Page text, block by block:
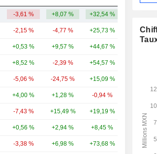
-3,61 % +8,07 % +32,54 %
-2,15 % -4,77 % +25,73 % 230
+0,53 % +9,57 % +44,67 %
+8,52 % -2,39 % +54,57 %
-5,06 % -24,75 % +15,09 %
+4,00 % +1,28 % -0,94 %
-7,43 % +15,49 % +19,19 %
+0,56 % +2,94 % +8,45 % 57,68
-3,38 % +6,98 % +73,68 % 54,9